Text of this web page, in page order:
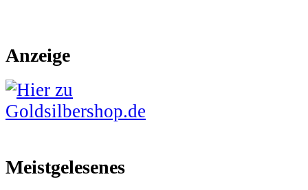
Anzeige
Meistgelesenes